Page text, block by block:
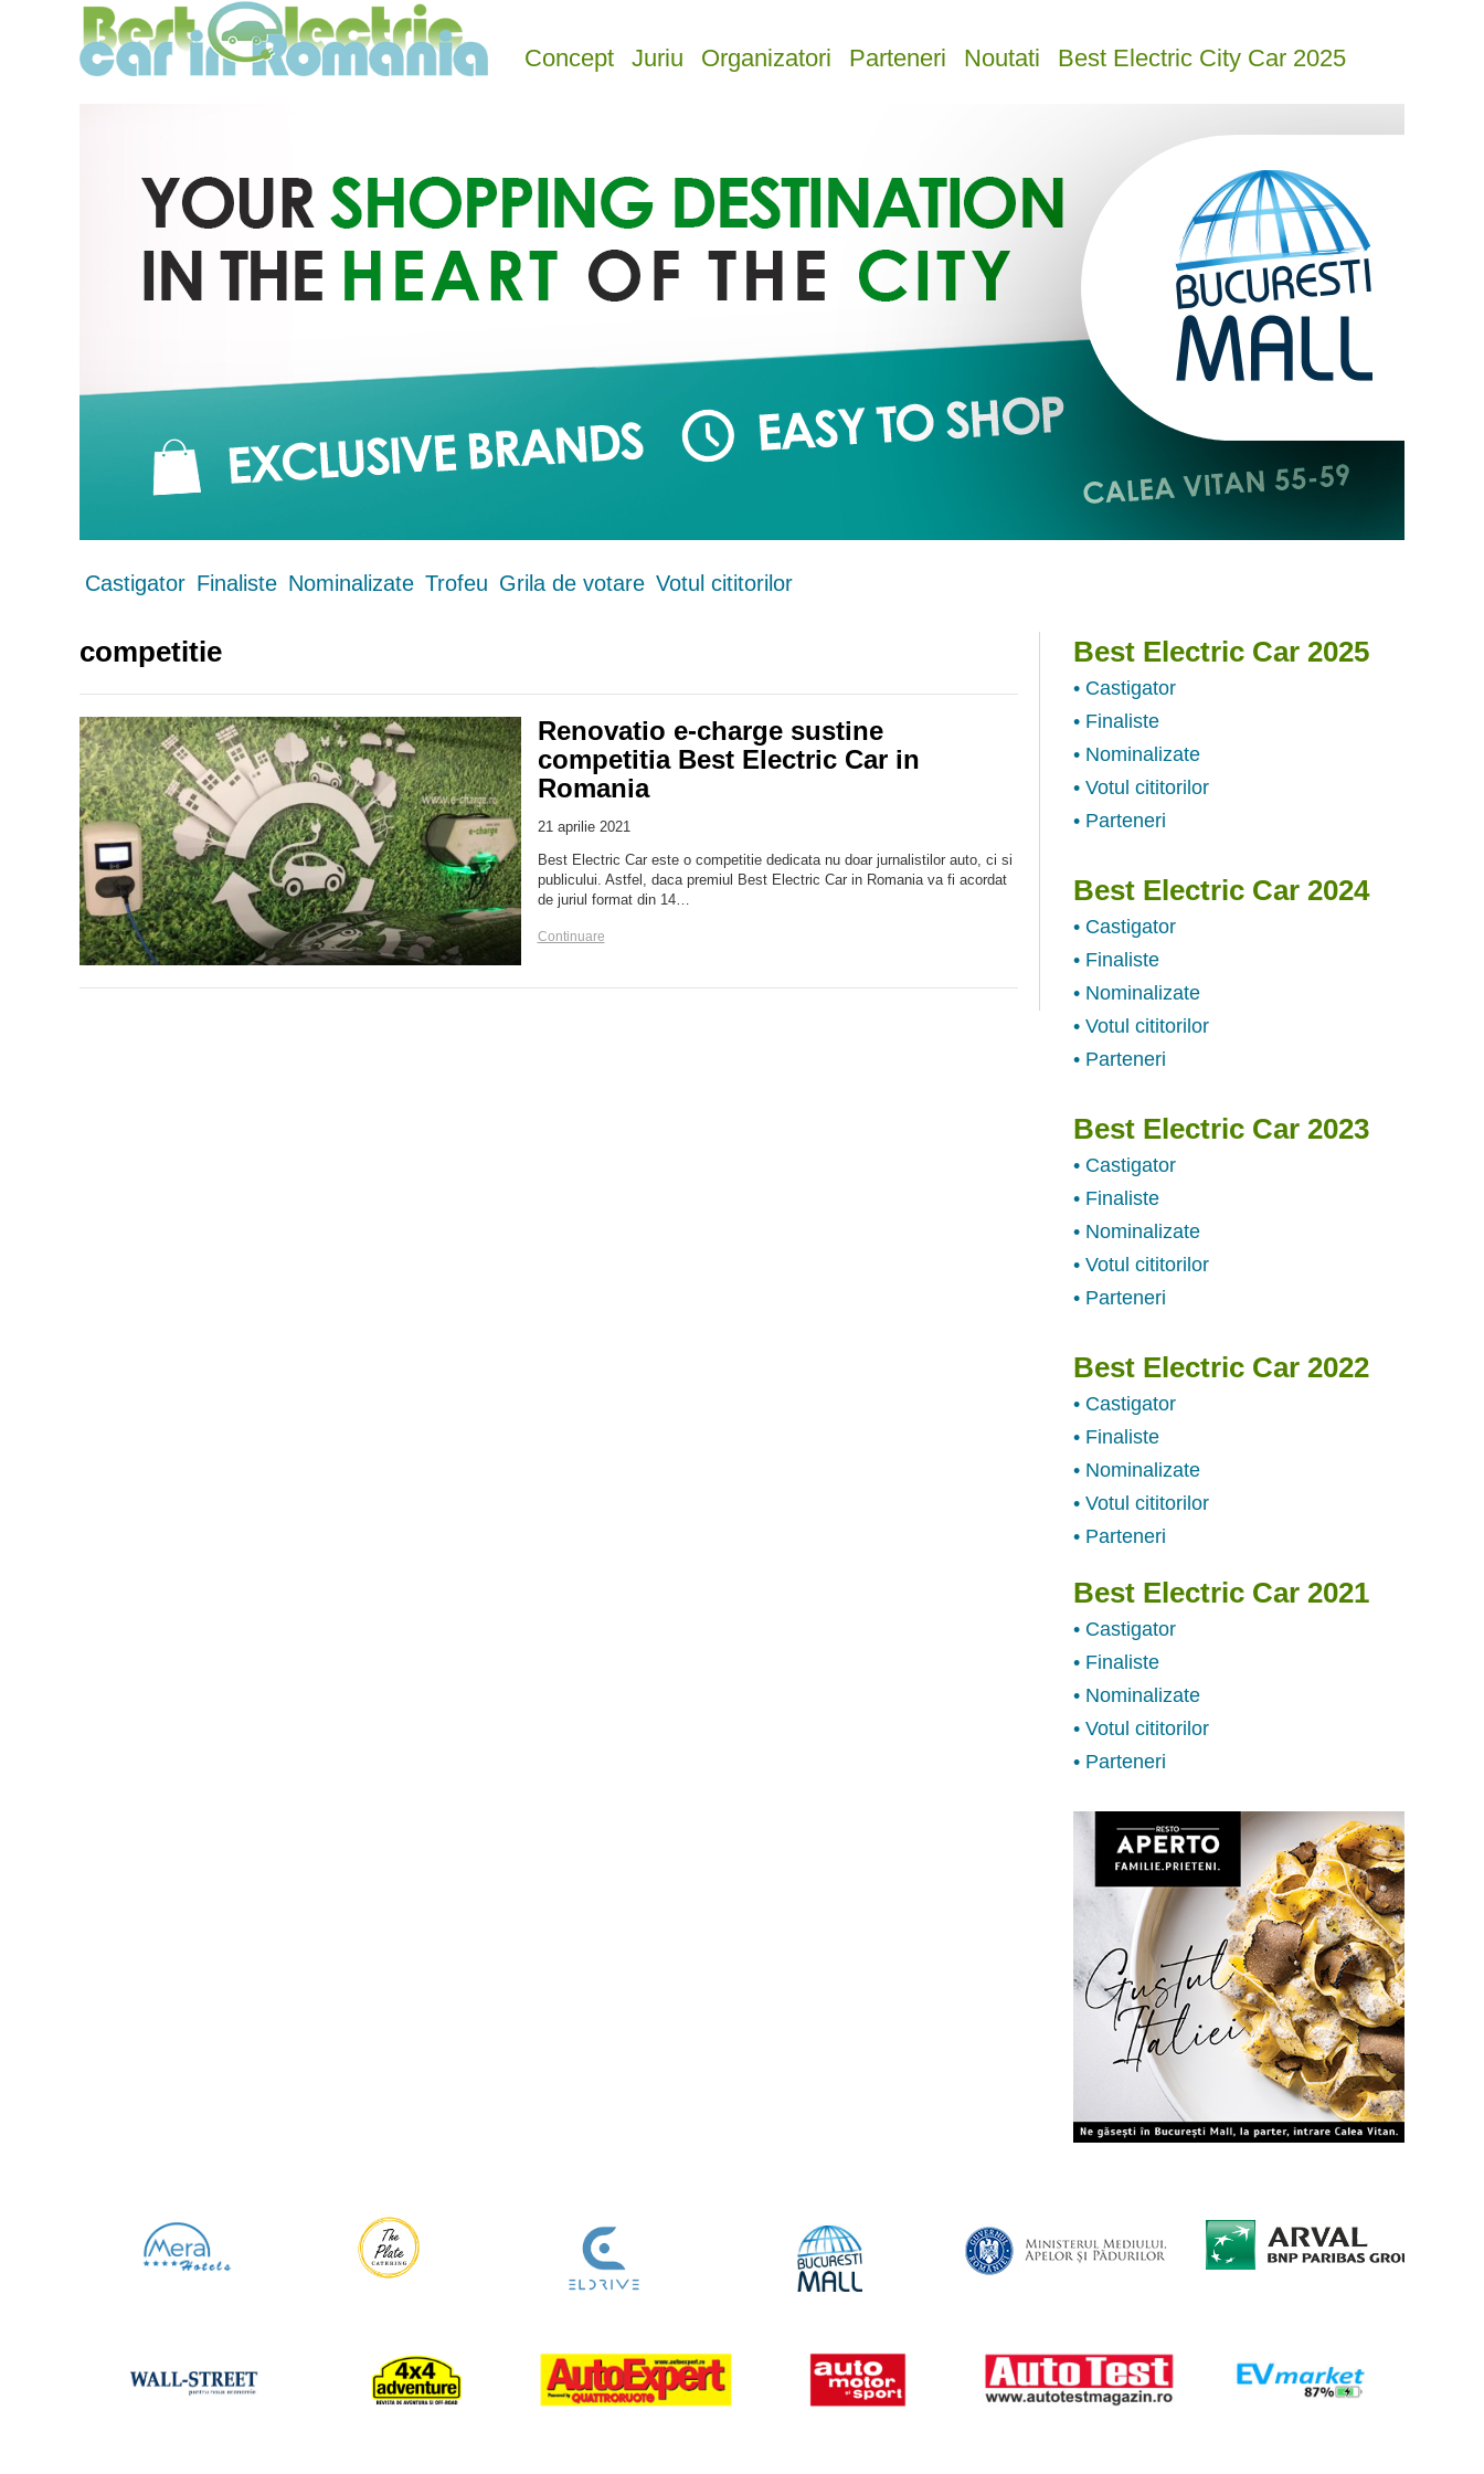
Concept Juriu Organizatori Parteneri Noutati Best Electric City Car 2025
Castigator Finaliste Nominalizate Trofeu Grila de votare Votul cititorilor
competitie
Renovatio e-charge sustine
competitia Best Electric Car in
Romania
21 aprilie 2021
Best Electric Car este o competitie dedicata nu doar jurnalistilor auto, ci si
publicului. Astfel, daca premiul Best Electric Car in Romania va fi acordat
de juriul format din 14…
Continuare
Best Electric Car 2025
• Castigator
• Finaliste
• Nominalizate
• Votul cititorilor
• Parteneri
Best Electric Car 2024
• Castigator
• Finaliste
• Nominalizate
• Votul cititorilor
• Parteneri
Best Electric Car 2023
• Castigator
• Finaliste
• Nominalizate
• Votul cititorilor
• Parteneri
Best Electric Car 2022
• Castigator
• Finaliste
• Nominalizate
• Votul cititorilor
• Parteneri
Best Electric Car 2021
• Castigator
• Finaliste
• Nominalizate
• Votul cititorilor
• Parteneri